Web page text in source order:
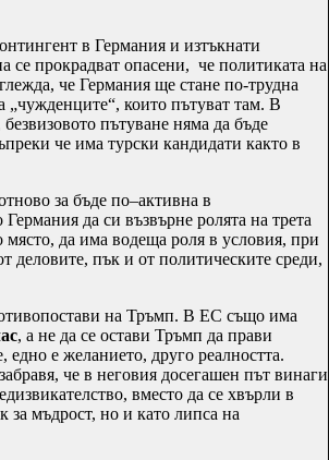
в Германия и изтъкнати
се прокрадват опасени, че политиката на
че Германия ще стане по-трудна
„чужденците“, които пътуват там. В
пътуване няма да бъде
че има турски кандидати както в
за бъде по–активна в
да си възвърне ролята на трета
да има водеща роля в условия, при
деловите, пък и от политическите среди,
на Тръмп. В ЕС също има
, а не да се остави Тръмп да прави
е желанието, друго реалността.
че в неговия досегашен път винаги
вместо да се хвърли в
за мъдрост, но и като липса на